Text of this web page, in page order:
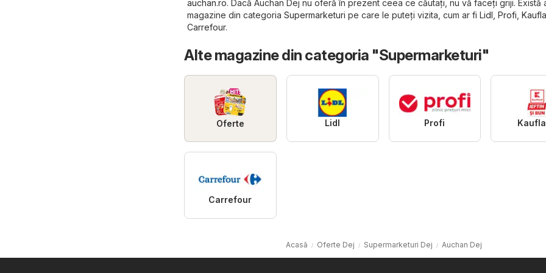
auchan.ro. Dacă Auchan Dej nu oferă în prezent ceea ce căutați, nu vă faceți griji. Există
magazine din categoria Supermarketuri pe care le puteți vizita, cum ar fi Lidl , Profi,
Carrefour.
Alte magazine din categoria "Supermarketuri"
Oferte Lidl Profi
Carrefour
Acasă Oferte Dej Supermarketuri Dej Auchan Dej